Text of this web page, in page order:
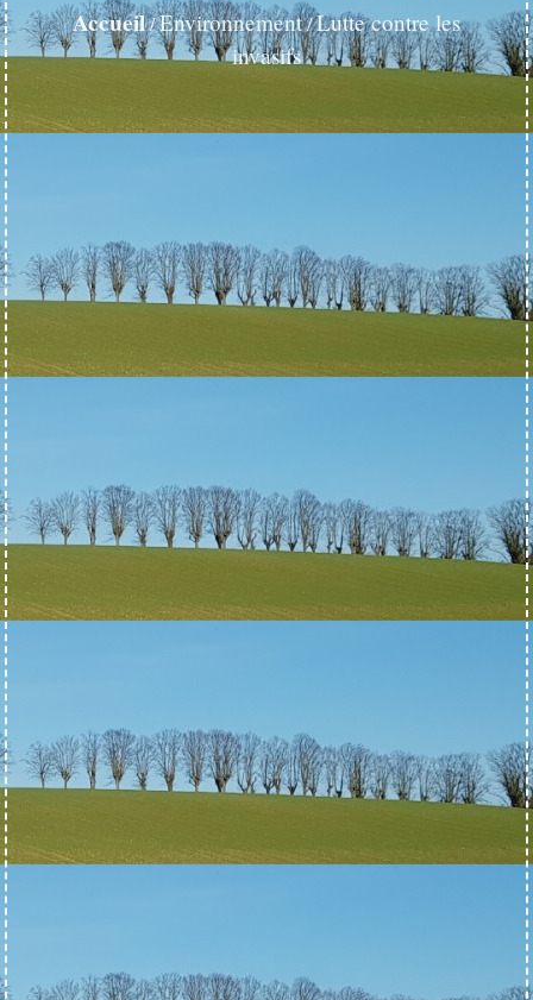
Accueil/Environnement/Lutte contre les
invasifs